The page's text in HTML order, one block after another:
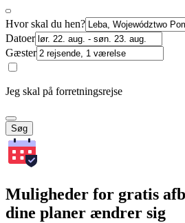
Hvor skal du hen?
Datoer
Gæster
Jeg skal på forretningsrejse
Søg
Muligheder for gratis
dine planer ændrer sig